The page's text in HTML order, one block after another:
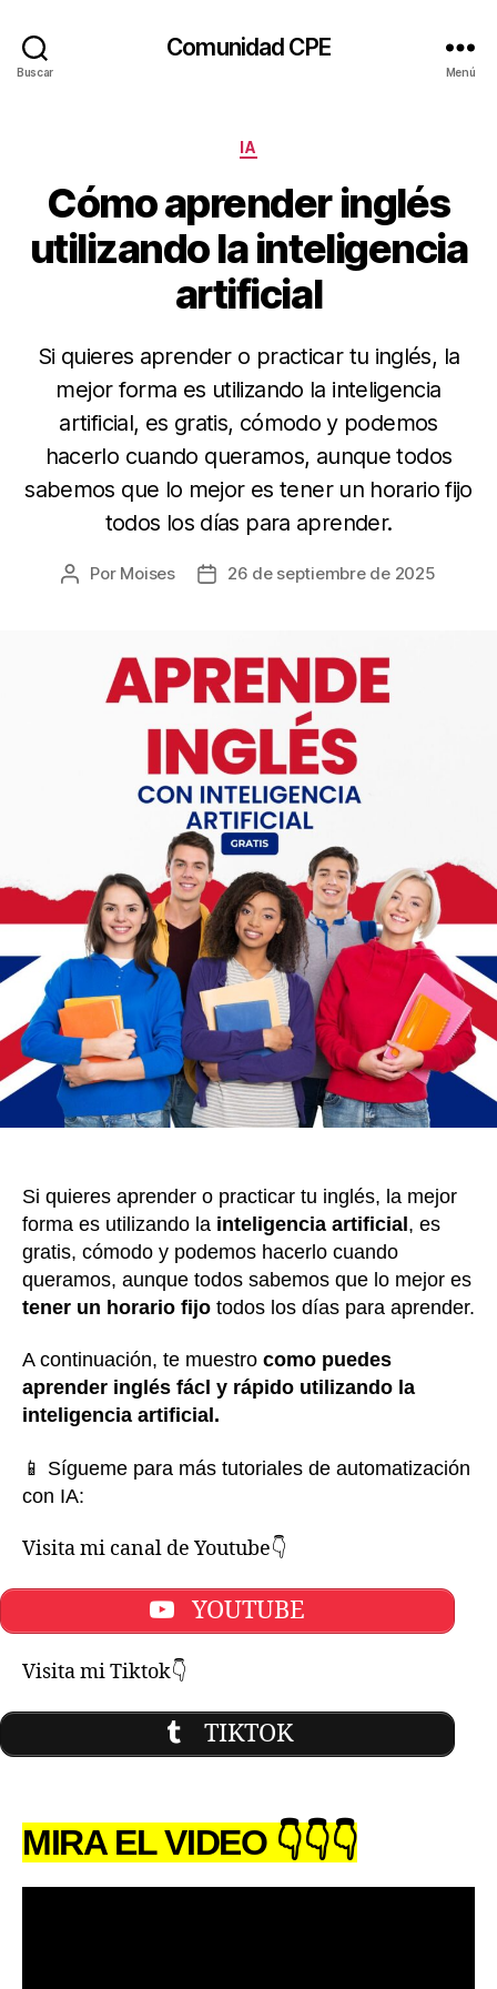
Buscar
Comunidad CPE
Menú
Categorías
IA
Cómo aprender inglés
utilizando la inteligencia
artificial
Si quieres aprender o practicar tu inglés, la
mejor forma es utilizando la inteligencia
artificial, es gratis, cómodo y podemos
hacerlo cuando queramos, aunque todos
sabemos que lo mejor es tener un horario fijo
todos los días para aprender.
Autor
Por Moises
Fecha26 de septiembre de 2025
Si quieres aprender o practicar tu inglés, la mejor
forma es utilizando la inteligencia artificial, es
gratis, cómodo y podemos hacerlo cuando
queramos, aunque todos sabemos que lo mejor es
tener un horario fijo todos los días para aprender.
A continuación, te muestro como puedes
aprender inglés fácl y rápido utilizando la
inteligencia artificial.
📱 Sígueme para más tutoriales de automatización
con IA:
Visita mi canal de Youtube👇
YOUTUBE
Visita mi Tiktok👇
TIKTOK
MIRA EL VIDEO 👇👇👇